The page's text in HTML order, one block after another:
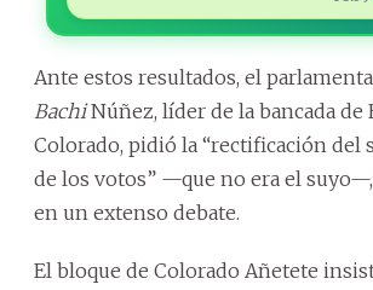
Ante estos resultados, el
BachiNúñez, líder de la bancada de
Colorado, pidió la “rectificación del
de los votos” —que no era el
en un extenso debate.
El bloque de Colorado Añetete